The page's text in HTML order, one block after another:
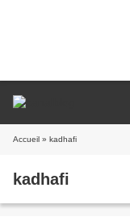
Accueil » kadhafi
kadhafi